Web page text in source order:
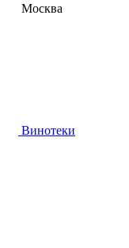
Москва
Винотеки